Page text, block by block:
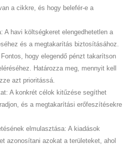
a cikkre, és hogy belefér-e a
A havi költségkeret elengedhetetlen a
és a megtakarítás biztosításához.
hogy elegendő pénzt takarítson
Határozza meg, mennyit kell
azt prioritássá.
A konkrét célok kitűzése segíthet
és a megtakarítási erőfeszítésekre
elmulasztása: A kiadások
azonosítani azokat a területeket, ahol